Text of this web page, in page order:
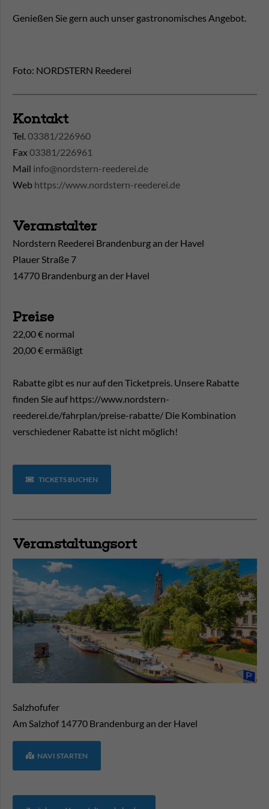
Genießen Sie gern auch unser gastronomisches Angebot.
Foto: NORDSTERN Reederei
Kontakt
Tel.03381/226960
Fax03381/226961
Mail info@nordstern-reederei.de
Web https://www.nordstern-reederei.de
Veranstalter
Nordstern Reederei Brandenburg an der Havel
Plauer Straße 7
14770 Brandenburg an der Havel
Preise
22,00 € normal
20,00 € ermäßigt
Rabatte gibt es nur auf den Ticketpreis. Unsere Rabatte
finden Sie auf https://www.nordstern-
reederei.de/fahrplan/preise-rabatte/ Die Kombination
verschiedener Rabatte ist nicht möglich!
TICKETS BUCHEN
Veranstaltungsort
Salzhofufer
Am Salzhof 14770 Brandenburg an der Havel
NAVI STARTEN